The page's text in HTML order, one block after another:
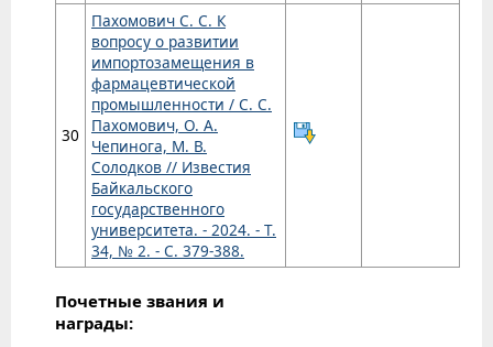
30
Пахомович С. С. К
вопросу о развитии
импортозамещения в
фармацевтической
промышленности / С. С.
Пахомович, О. А.
Чепинога, М. В.
Солодков // Известия
Байкальского
государственного
университета. - 2024. - Т.
34, № 2. - С. 379-388.
Почетные звания и
награды: